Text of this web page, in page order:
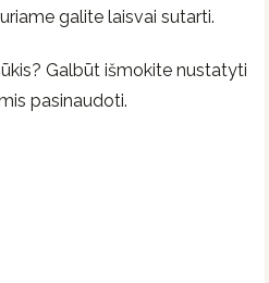
galite laisvai sutarti.
Galbūt išmokite nustatyti
pasinaudoti.